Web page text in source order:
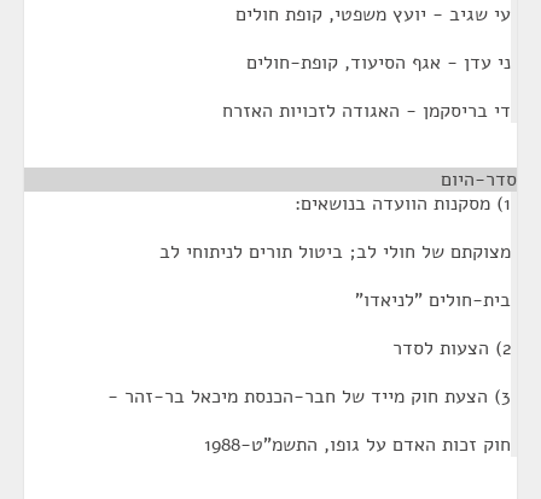
עי שגיב - יועץ משפטי, קופת חולים
ני עדן - אגף הסיעוד, קופת-חולים
די בריסקמן - האגודה לזכויות האזרח
סדר-היום
1) מסקנות הוועדה בנושאים:
מצוקתם של חולי לב; ביטול תורים לניתוחי לב
בית-חולים "לניאדו"
2) הצעות לסדר
3) הצעת חוק מייד של חבר-הכנסת מיכאל בר-זהר -
חוק זכות האדם על גופו, התשמ"ט-1988